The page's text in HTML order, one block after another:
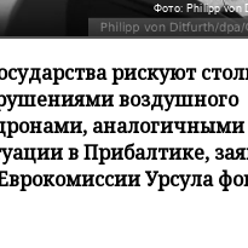
Фото: Philipp von
рискуют
воздушного
аналогичными
в Прибалтике,
Урсула